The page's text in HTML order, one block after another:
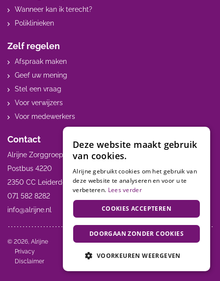
Wanneer kan ik terecht?
Poliklinieken
Zelf regelen
Afspraak maken
Geef uw mening
Stel een vraag
Voor verwijzers
Voor medewerkers
Contact
Alrijne Zorggroep
Postbus 4220
2350 CC Leiderdorp
071 582 8282
info@alrijne.nl
© 2026, Alrijne
Privacy
Disclaimer
Volg ons:
Deze website maakt gebruik
van cookies.
Alrijne gebruikt cookies om het gebruik van
deze website te analyseren en voor u te
verbeteren. Lees verder
COOKIES ACCEPTEREN
DOORGAAN ZONDER COOKIES
VOORKEUREN WEERGEVEN